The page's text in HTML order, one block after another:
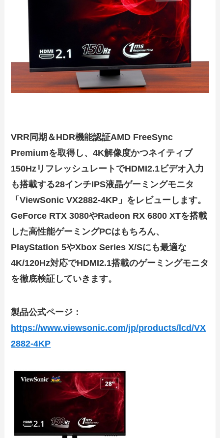
VRR同期＆HDR機能認証AMD FreeSync
Premiumを取得し、4K解像度かつネイティブ
150HzリフレッシュレートでHDMI2.1ビデオ入力
も搭載する28インチIPS液晶ゲーミングモニタ
「ViewSonic VX2882-4KP」をレビューします。
GeForce RTX 3080やRadeon RX 6800 XTを搭載
した高性能ゲーミングPCはもちろん、
PlayStation 5やXbox Series X/Sにも最適な
4K/120Hz対応でHDMI2.1搭載のゲーミングモニタ
を徹底検証していきます。
製品公式ページ：
https://www.viewsonic.com/jp/products/lcd/VX
2882-4KP